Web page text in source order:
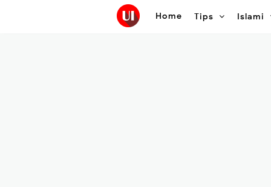
Home Tips Islami